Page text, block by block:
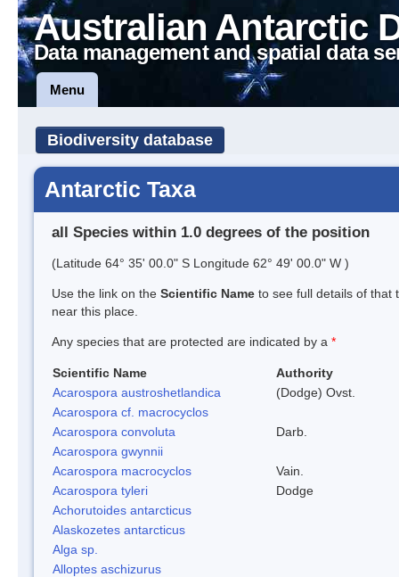
Australian Antarctic
Data management and spatial data
Menu
Biodiversity database
Antarctic Taxa
all Species within 1.0 degrees of the position
(Latitude 64° 35' 00.0" S Longitude 62° 49' 00.0" W )
Use the link on the Scientific Name to see full details of that
near this place.
Any species that are protected are indicated by a *
Scientific Name
Authority
Acarospora austroshetlandica
(Dodge) Ovst.
Acarospora cf. macrocyclos
Acarospora convoluta
Darb.
Acarospora gwynnii
Acarospora macrocyclos
Vain.
Acarospora tyleri
Dodge
Achorutoides antarcticus
Alaskozetes antarcticus
Alga sp.
Alloptes aschizurus